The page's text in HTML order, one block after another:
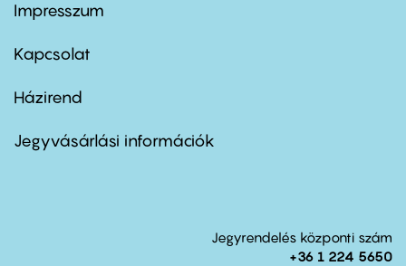
Footer
first
Impresszum
Kapcsolat
Footer
second
Házirend
Jegyvásárlási információk
Jegyrendelés központi szám
+36 1 224 5650